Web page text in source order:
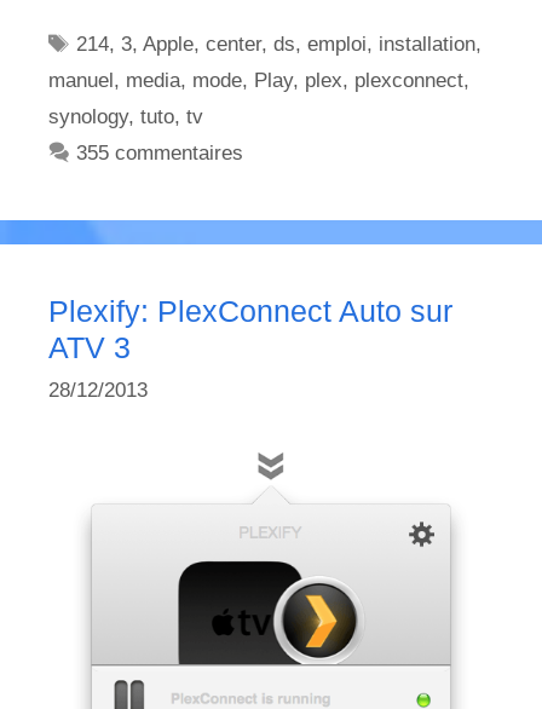
Étiquettes
214,3,Apple,center,ds,emploi, installation,
manuel, media, mode, Play, plex, plexconnect,
synology, tuto, tv
355 commentaires
Plexify: PlexConnect Auto sur
ATV 3
28/12/2013